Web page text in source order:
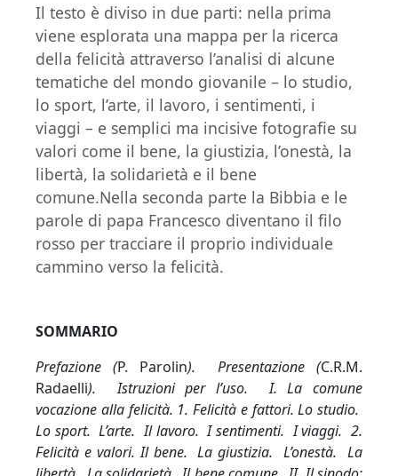
Il testo è diviso in due parti: nella prima
viene esplorata una mappa per la ricerca
della felicità attraverso l’analisi di alcune
tematiche del mondo giovanile – lo studio,
lo sport, l’arte, il lavoro, i sentimenti, i
viaggi – e semplici ma incisive fotografie su
valori come il bene, la giustizia, l’onestà, la
libertà, la solidarietà e il bene
comune.Nella seconda parte la Bibbia e le
parole di papa Francesco diventano il filo
rosso per tracciare il proprio individuale
cammino verso la felicità.
SOMMARIO
Prefazione (P. Parolin). Presentazione (C.R.M.
Radaelli). Istruzioni per l’uso. I. La comune
vocazione alla felicità. 1. Felicità e fattori. Lo studio.
Lo sport. L’arte. Il lavoro. I sentimenti. I viaggi. 2.
Felicità e valori. Il bene. La giustizia. L’onestà. La